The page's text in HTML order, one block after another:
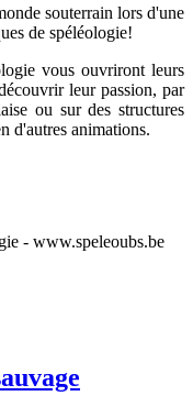
souterrain lors d'une
de spéléologie!
vous ouvriront leurs
leur passion, par
ou sur des structures
d'autres animations.
- www.speleoubs.be